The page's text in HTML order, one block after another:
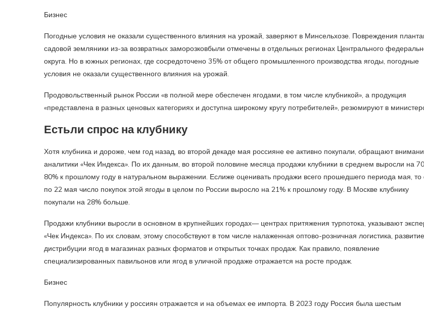
Бизнес
Погодные условия не оказали существенного влияния на урожай, заверяют в Минсельхозе. Повреждения
садовой земляники из-за возвратных заморозковбыли отмечены в отдельных регионах Центрального
округа. Но в южных регионах, где сосредоточено 35% от общего промышленного производства ягоды, погодные
условия не оказали существенного влияния на урожай.
Продовольственный рынок России «в полной мере обеспечен ягодами, в том числе клубникой», а продукция
«представлена в разных ценовых категориях и доступна широкому кругу потребителей», резюмируют в
Естьли спрос на клубнику
Хотя клубника и дороже, чем год назад, во второй декаде мая россияне ее активно покупали, обращают
аналитики «Чек Индекса». По их данным, во второй половине месяца продажи клубники в среднем выросли на
80% к прошлому году в натуральном выражении. Еслиже оценивать продажи всего прошедшего периода мая, то
по 22 мая число покупок этой ягоды в целом по России выросло на 21% к прошлому году. В Москве клубнику
покупали на 28% больше.
Продажи клубники выросли в основном в крупнейших городах— центрах притяжения турпотока, указывают
«Чек Индекса». По их словам, этому способствуют в том числе налаженная оптово-розничная логистика, развитие
дистрибуции ягод в магазинах разных форматов и открытых точках продаж. Как правило, появление
специализированных павильонов или ягод в уличной продаже отражается на росте продаж.
Бизнес
Популярность клубники у россиян отражается и на объемах ее импорта. В 2023 году Россия была шестым